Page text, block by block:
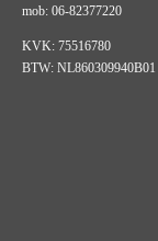
mob: 06-82377220
KVK: 75516780
BTW: NL860309940B01